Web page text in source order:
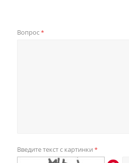
Вопрос*
Введите текст с картинки*